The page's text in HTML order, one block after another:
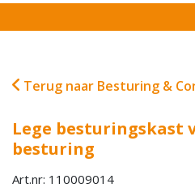
Terug naar Besturing &
Lege besturingskast
besturing
Art.nr: 110009014